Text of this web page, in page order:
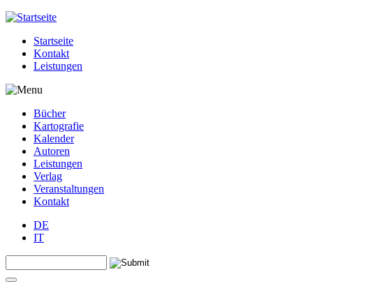
Jump to navigation
Startseite
Kontakt
Leistungen
Bücher
Kartografie
Kalender
Autoren
Leistungen
Verlag
Veranstaltungen
Kontakt
DE
IT
Suchformular